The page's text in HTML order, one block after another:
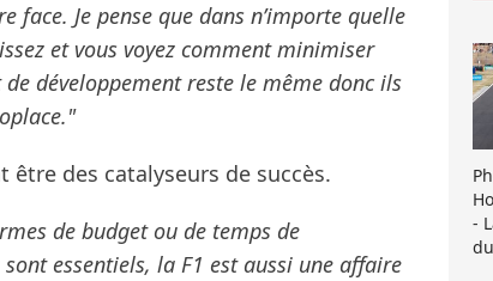
face. Je pense que dans n’importe quelle
et vous voyez comment minimiser
développement reste le même donc ils
être des catalyseurs de succès.
de budget ou de temps de
essentiels, la F1 est aussi une affaire
-